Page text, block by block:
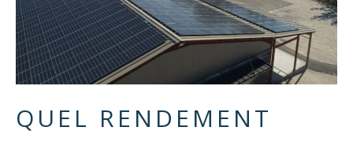
QUEL RENDEMENT